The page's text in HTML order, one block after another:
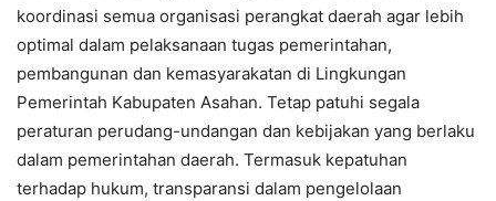
koordinasi semua organisasi perangkat daerah agar lebih
optimal dalam pelaksanaan tugas pemerintahan,
pembangunan dan kemasyarakatan di Lingkungan
Pemerintah Kabupaten Asahan. Tetap patuhi segala
peraturan perudang-undangan dan kebijakan yang berlaku
dalam pemerintahan daerah. Termasuk kepatuhan
terhadap hukum, transparansi dalam pengelolaan